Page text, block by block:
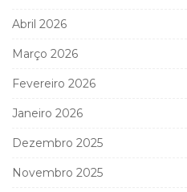
Abril 2026
Março 2026
Fevereiro 2026
Janeiro 2026
Dezembro 2025
Novembro 2025